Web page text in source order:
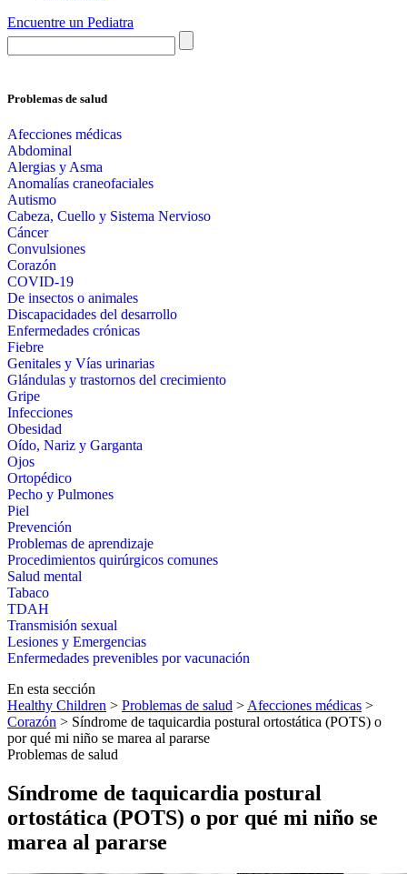
Encuentre un Pediatra
Problemas de salud
Afecciones médicas
Abdominal
Alergias y Asma
Anomalías craneofaciales
Autismo
Cabeza, Cuello y Sistema Nervioso
Cáncer
Convulsiones
Corazón
COVID-19
De insectos o animales
Discapacidades del desarrollo
Enfermedades crónicas
Fiebre
Genitales y Vías urinarias
Glándulas y trastornos del crecimiento
Gripe
Infecciones
Obesidad
Oído, Nariz y Garganta
Ojos
Ortopédico
Pecho y Pulmones
Piel
Prevención
Problemas de aprendizaje
Procedimientos quirúrgicos comunes
Salud mental
Tabaco
TDAH
Transmisión sexual
Lesiones y Emergencias
Enfermedades prevenibles por vacunación
En esta sección
Healthy Children > Problemas de salud > Afecciones médicas >
Corazón > Síndrome de taquicardia postural ortostática (POTS) o
por qué mi niño se marea al pararse
Problemas de salud
Síndrome de taquicardia postural
ortostática (POTS) o por qué mi niño se
marea al pararse